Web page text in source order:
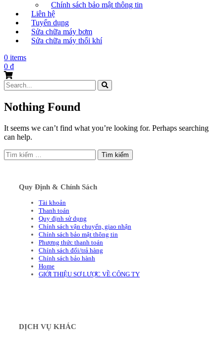
Chính sách bảo mật thông tin
Liên hệ
Tuyển dụng
Sửa chữa máy bơm
Sửa chữa máy thổi khí
0 items
0 ₫
Search
for:
Nothing Found
It seems we can’t find what you’re looking for. Perhaps searching
can help.
Tìm
kiếm
Quy Định & Chính Sách
Tài khoản
Thanh toán
Quy định sử dụng
Chính sách vận chuyển, giao nhận
Chính sách bảo mật thông tin
Phương thức thanh toán
Chính sách đổi/trả hàng
Chính sách bảo hành
Home
GIỚI THIỆU SƠ LƯỢC VỀ CÔNG TY
DỊCH VỤ KHÁC